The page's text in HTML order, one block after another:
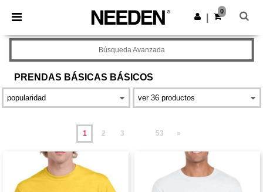
× App de Needen
¡Mejores precios en app!
Descargar app
0
PRENDAS BÁSICAS BÁSICOS
Búsqueda Avanzada
1 2 3 53 »